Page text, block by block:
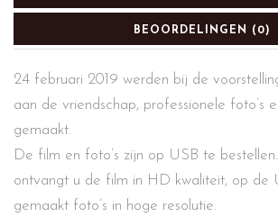
BEOORDELINGEN (0)
24 februari 2019 werden bij de
aan de vriendschap, professionele foto’s
gemaakt.
De film en foto’s zijn op USB te
ontvangt u de film in HD kwaliteit, op de
gemaakt foto’s in hoge resolutie.